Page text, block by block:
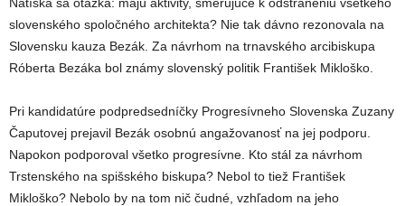
slovenského spoločného architekta? Nie tak dávno rezonovala na
Slovensku kauza Bezák. Za návrhom na trnavského arcibiskupa
Róberta Bezáka bol známy slovenský politik František Mikloško.
Pri kandidatúre podpredsedníčky Progresívneho Slovenska Zuzany
Čaputovej prejavil Bezák osobnú angažovanosť na jej podporu.
Napokon podporoval všetko progresívne. Kto stál za návrhom
Trstenského na spišského biskupa? Nebol to tiež František
Mikloško? Nebolo by na tom nič čudné, vzhľadom na jeho